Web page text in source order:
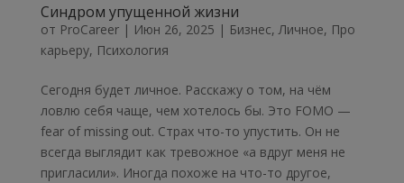
Синдром упущенной жизни
от ProCareer| Июн 26, 2025 | Бизнес,Личное, Про
карьеру, Психология
Сегодня будет личное. Расскажу о том, на чём
ловлю себя чаще, чем хотелось бы. Это FOMO —
fear of missing out. Страх что-то упустить. Он не
всегда выглядит как тревожное «а вдруг меня не
пригласили». Иногда похоже на что-то другое,